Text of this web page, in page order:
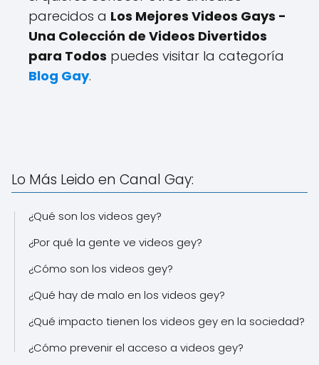
parecidos a Los Mejores Videos Gays -
Una Colección de Videos Divertidos
para Todos puedes visitar la categoría
Blog Gay.
Lo Más Leido en Canal Gay:
¿Qué son los videos gey?
¿Por qué la gente ve videos gey?
¿Cómo son los videos gey?
¿Qué hay de malo en los videos gey?
¿Qué impacto tienen los videos gey en la sociedad?
¿Cómo prevenir el acceso a videos gey?